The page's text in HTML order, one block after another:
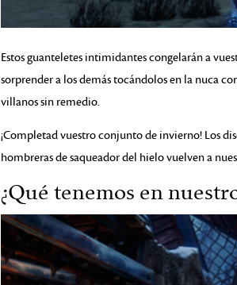
Estos guanteletes intimidantes congelarán a
sorprender a los demás tocándolos en la nuca
villanos sin remedio.
¡Completad vuestro conjunto de invierno! Los
hombreras de saqueador del hielo vuelven a
¿Qué tenemos en